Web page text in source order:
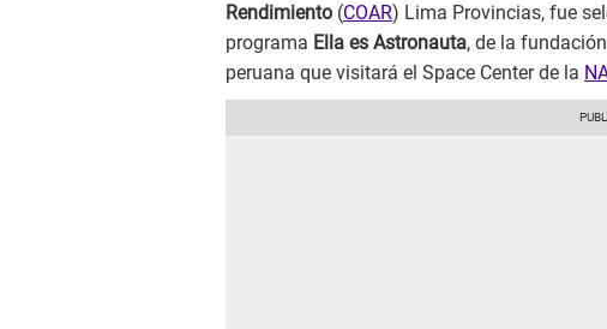
Rendimiento (COAR) Lima Provincias, fue
programa Ella es Astronauta, de la
peruana que visitará el Space Center de la